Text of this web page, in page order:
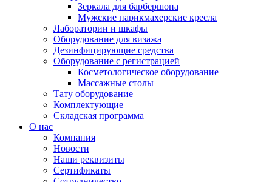
Зеркала для барбершопа
Мужские парикмахерские кресла
Лаборатории и шкафы
Оборудование для визажа
Дезинфицирующие средства
Оборудование с регистрацией
Косметологическое оборудование
Массажные столы
Тату оборудование
Комплектующие
Складская программа
О нас
Компания
Новости
Наши реквизиты
Сертификаты